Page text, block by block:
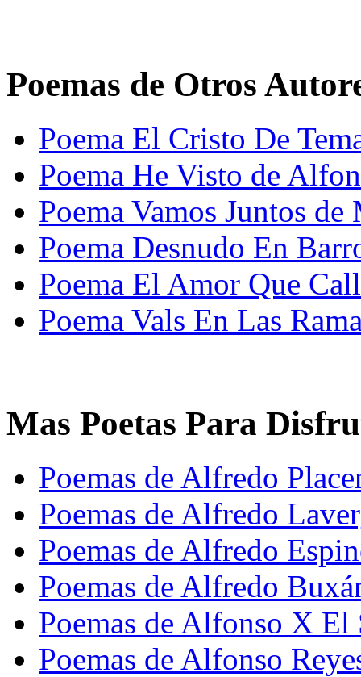
Poemas de Otros
Poema El Cristo De
Poema He Visto de
Poema Vamos Juntos
Poema Desnudo En
Poema El Amor Que
Poema Vals En Las
Mas Poetas Para
Poemas de Alfredo
Poemas de Alfredo
Poemas de Alfredo
Poemas de Alfredo
Poemas de Alfonso X El
Poemas de Alfonso